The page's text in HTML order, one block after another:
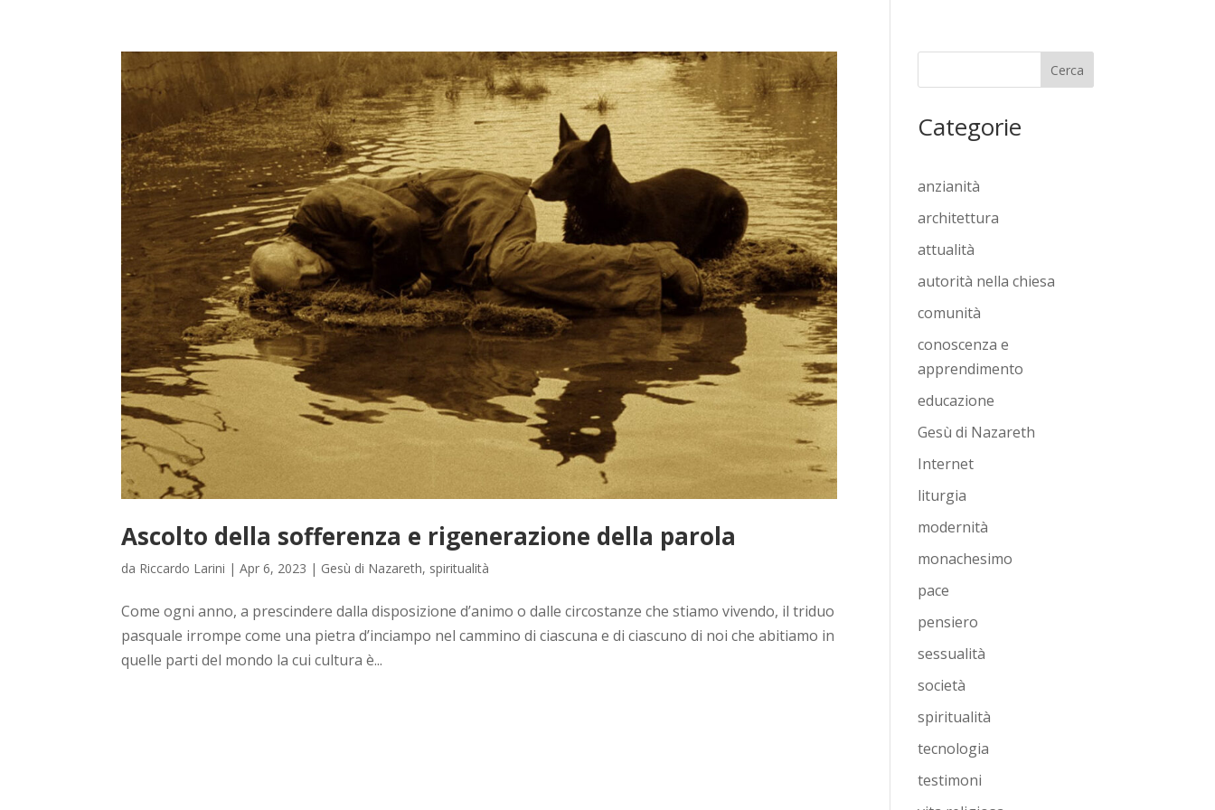
Ascolto della sofferenza e rigenerazione della parola
da Riccardo Larini |Apr 6, 2023 | Gesù di Nazareth, spiritualità
Come ogni anno, a prescindere dalla disposizione d’animo o dalle circostanze che stiamo vivendo, il triduo
pasquale irrompe come una pietra d’inciampo nel cammino di ciascuna e di ciascuno di noi che abitiamo in
quelle parti del mondo la cui cultura è...
Cerca
Categorie
anzianità
architettura
attualità
autorità nella chiesa
comunità
conoscenza e
apprendimento
educazione
Gesù di Nazareth
Internet
liturgia
modernità
monachesimo
pace
pensiero
sessualità
società
spiritualità
tecnologia
testimoni